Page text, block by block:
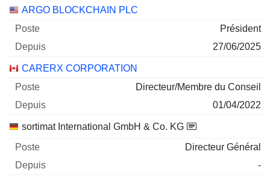
Sociétés Poste Début
ARGO BLOCKCHAIN PLC
Président
27/06/2025
CARERX CORPORATION
Directeur/Membre du Conseil
01/04/2022
sortimat International GmbH & Co. KG
Directeur Général
-